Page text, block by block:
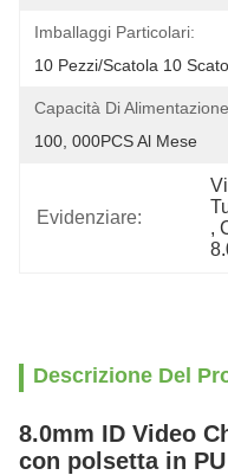
Imballaggi Particolari:
10 Pezzi/scatola 10
Capacità Di
100, 000PCS Al Mese
Evidenziare:
,
Descrizione Del
8.0mm ID Video
con polsetta in PU